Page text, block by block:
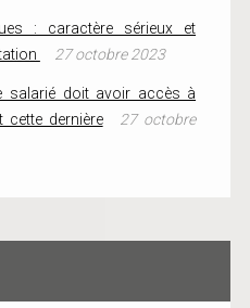
: caractère sérieux et
27 octobre 2023
salarié doit avoir accès à
cette dernière
27 octobre